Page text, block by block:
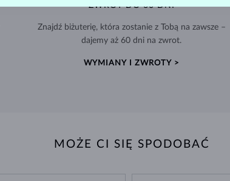
ZWROT DO 60 DNI
Znajdź biżuterię, która zostanie z Tobą na zawsze –
dajemy aż 60 dni na zwrot.
WYMIANY I ZWROTY >
MOŻE CI SIĘ SPODOBAĆ